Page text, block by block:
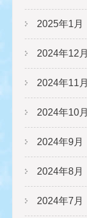
2025年1月
2024年12月
2024年11月
2024年10月
2024年9月
2024年8月
2024年7月